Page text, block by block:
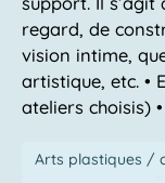
regard, de
vision intime,
artistique, etc. •
ateliers choisis)
Arts plastiques /